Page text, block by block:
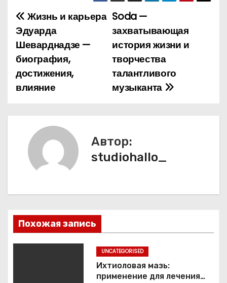
Н
а
в
и
я
п
о
Soda —
захватывающая
история жизни и
творчества
талантливого
музыканта
Жизнь и карьера
Эдуарда
Шеварднадзе —
биография,
достижения,
влияние
Автор:
studiohallo_
Похожая запись
UNCATEGORISED
Ихтиоловая мазь:
применение для лечения